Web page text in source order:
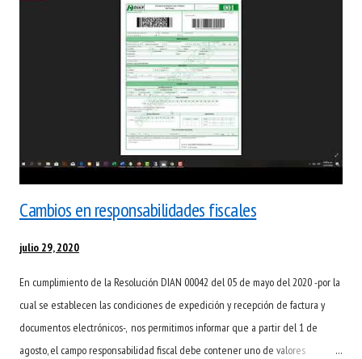
Cambios en responsabilidades fiscales
julio 29, 2020
En cumplimiento de la Resolución DIAN 00042 del 05 de mayo del 2020 -por la
cual se establecen las condiciones de expedición y recepción de factura y
documentos electrónicos-, nos permitimos informar que a partir del 1 de
agosto, el campo responsabilidad fiscal debe contener uno de valores